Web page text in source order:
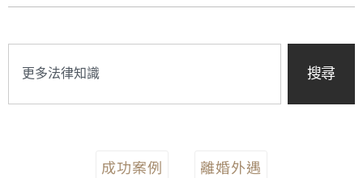
搜尋
成功案例 離婚外遇